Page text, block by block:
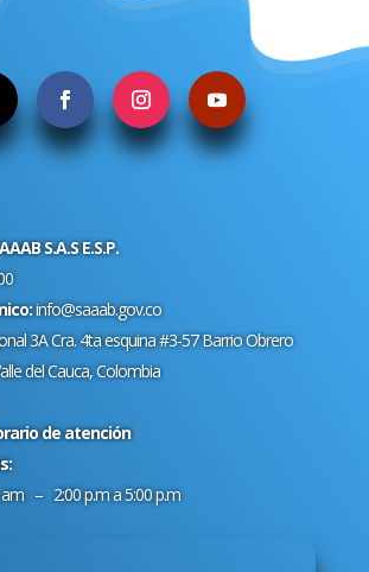
E.S.P.
info@saaab.gov.co
3A Cra. 4ta esquina #3-57 Barrio Obrero
del Cauca, Colombia
atención
am – 2:00 p.m a 5:00 p.m